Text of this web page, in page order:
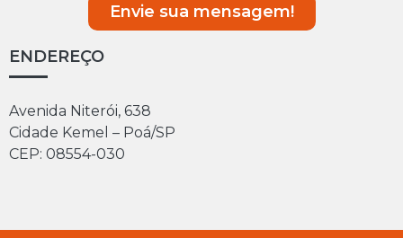
Envie sua mensagem!
ENDEREÇO
Avenida Niterói, 638
Cidade Kemel – Poá/SP
CEP: 08554-030